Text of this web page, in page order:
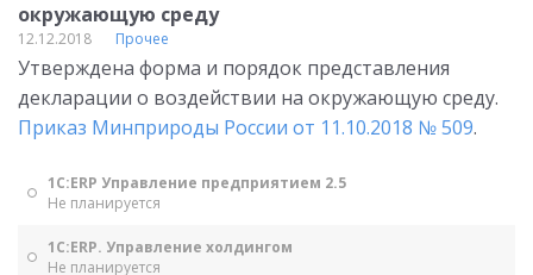
окружающую среду
12.12.2018 Прочее
Утверждена форма и порядок представления
декларации о воздействии на окружающую среду.
Приказ Минприроды России от 11.10.2018 № 509.
1С:ERP Управление предприятием 2.5
Не планируется
1С:ERP. Управление холдингом
Не планируется